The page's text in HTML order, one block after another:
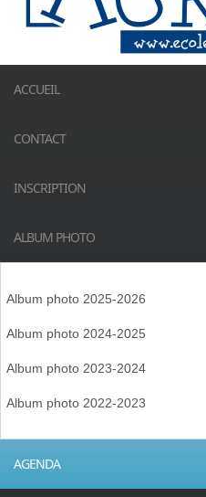
ACCUEIL
CONTACT
INSCRIPTION
ALBUM PHOTO
Album photo 2025-2026
Album photo 2024-2025
Album photo 2023-2024
Album photo 2022-2023
AGENDA